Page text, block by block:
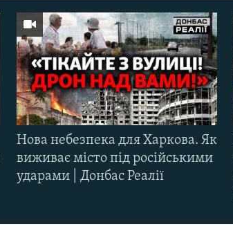
Нова небезпека для Харкова. Як
виживає місто під російськими
ударами | Донбас Реалії